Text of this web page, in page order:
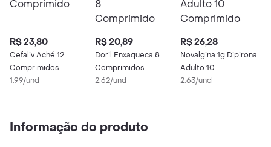
R$ 23,80
Cefaliv Aché 12
Comprimidos
1.99/und
R$ 20,89
Doril Enxaqueca 8
Comprimidos
2.62/und
R$ 26,28
Novalgina 1g Dipirona
Adulto 10
Comprimidos
2.63/und
Informação do produto